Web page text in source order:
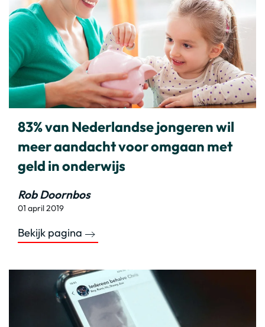
83% van Nederlandse jongeren wil
meer aandacht voor omgaan met
geld in onderwijs
Rob Doornbos
01 april 2019
Bekijk pagina